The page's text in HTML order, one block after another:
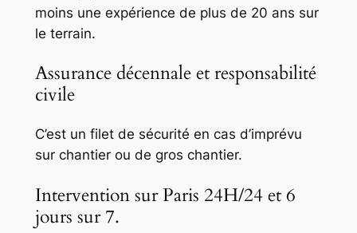
moins une expérience de plus de 20 ans sur
le terrain.
Assurance décennale et responsabilité
civile
C’est un filet de sécurité en cas d’imprévu
sur chantier ou de gros chantier.
Intervention sur Paris 24H/24 et 6
jours sur 7.